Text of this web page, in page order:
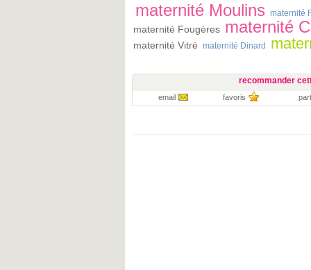
maternité Moulins maternité
maternité Fougères maternité
maternité Vitré maternité Dinard
recommander
email favoris